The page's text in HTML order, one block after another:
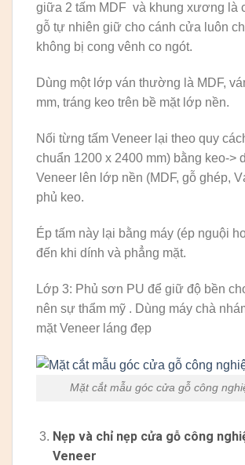
giữa 2 tấm MDF và khung xương là
gỗ tự nhiên giữ cho cánh cửa luôn
không bị cong vênh co ngót.
Dùng một lớp ván thường là MDF,
mm, tráng keo trên bề mặt lớp nền.
Nối từng tấm Veneer lại theo quy
chuẩn 1200 x 2400 mm) bằng keo->
Veneer lên lớp nền (MDF, gỗ ghép,
phủ keo.
Ép tấm này lại bằng máy (ép nguội
đến khi dính và phẳng mặt.
Lớp 3: Phủ sơn PU để giữ độ bền
nên sự thẩm mỹ . Dùng máy chà
mặt Veneer láng đẹp
Mặt cắt mẫu góc cửa gỗ công
Nẹp và chỉ nẹp cửa gỗ công
Veneer